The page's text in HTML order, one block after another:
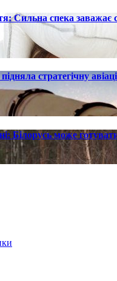
Сильна спека
стратегічну
Білорусь може